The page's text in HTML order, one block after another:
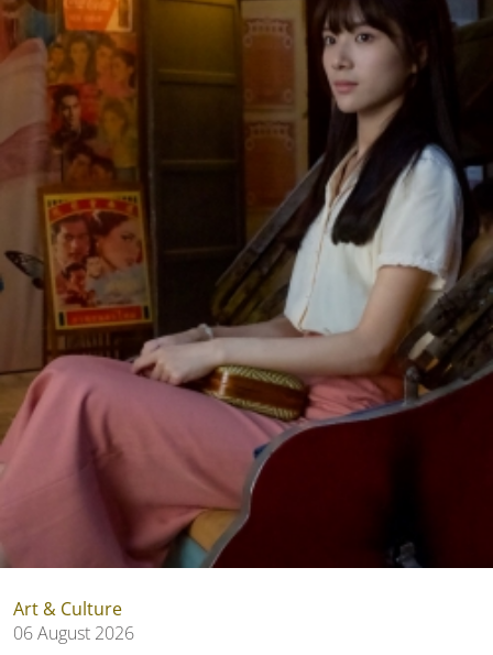
Art & Culture
06 August 2026